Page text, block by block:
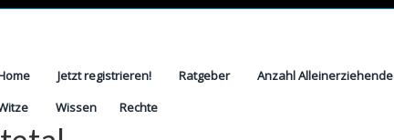
Jetzt registrieren! Ratgeber Anzahl Alleinerziehende
Wissen Rechte